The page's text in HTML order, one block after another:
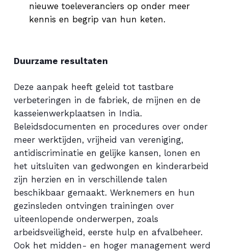
nieuwe toeleveranciers op onder meer
kennis en begrip van hun keten.
Duurzame resultaten
Deze aanpak heeft geleid tot tastbare
verbeteringen in de fabriek, de mijnen en de
kasseienwerkplaatsen in India.
Beleidsdocumenten en procedures over onder
meer werktijden, vrijheid van vereniging,
antidiscriminatie en gelijke kansen, lonen en
het uitsluiten van gedwongen en kinderarbeid
zijn herzien en in verschillende talen
beschikbaar gemaakt. Werknemers en hun
gezinsleden ontvingen trainingen over
uiteenlopende onderwerpen, zoals
arbeidsveiligheid, eerste hulp en afvalbeheer.
Ook het midden- en hoger management werd